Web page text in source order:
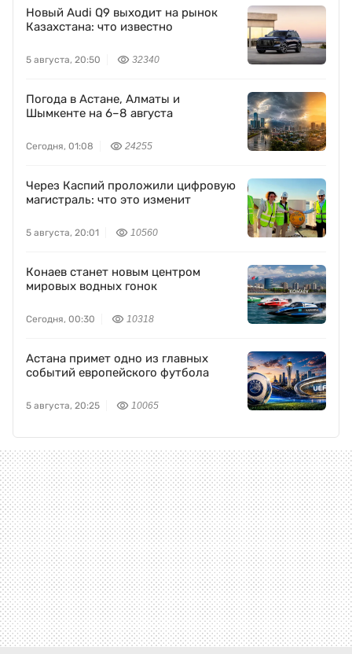
Новый Audi Q9 выходит на рынок
Казахстана: что известно
5 августа, 20:50 32340
Погода в Астане, Алматы и
Шымкенте на 6–8 августа
Сегодня, 01:08 24255
Через Каспий проложили цифровую
магистраль: что это изменит
5 августа, 20:01 10560
Конаев станет новым центром
мировых водных гонок
Сегодня, 00:30 10318
Астана примет одно из главных
событий европейского футбола
5 августа, 20:25 10065